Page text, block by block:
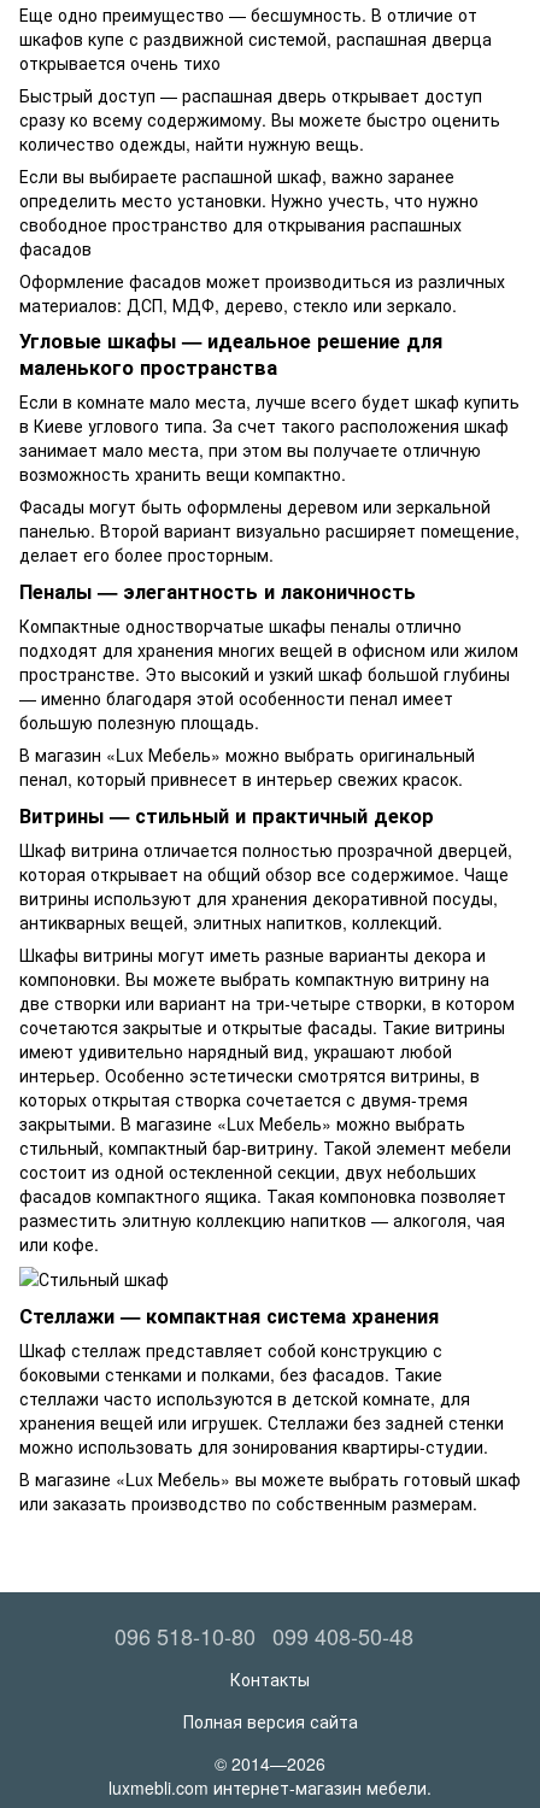
Еще одно преимущество — бесшумность. В отличие от
шкафов купе с раздвижной системой, распашная дверца
открывается очень тихо
Быстрый доступ — распашная дверь открывает доступ
сразу ко всему содержимому. Вы можете быстро оценить
количество одежды, найти нужную вещь.
Если вы выбираете распашной шкаф, важно заранее
определить место установки. Нужно учесть, что нужно
свободное пространство для открывания распашных
фасадов
Оформление фасадов может производиться из различных
материалов: ДСП, МДФ, дерево, стекло или зеркало.
Угловые шкафы — идеальное решение для
маленького пространства
Если в комнате мало места, лучше всего будет шкаф купить
в Киеве углового типа. За счет такого расположения шкаф
занимает мало места, при этом вы получаете отличную
возможность хранить вещи компактно.
Фасады могут быть оформлены деревом или зеркальной
панелью. Второй вариант визуально расширяет помещение,
делает его более просторным.
Пеналы — элегантность и лаконичность
Компактные одностворчатые шкафы пеналы отлично
подходят для хранения многих вещей в офисном или жилом
пространстве. Это высокий и узкий шкаф большой глубины
— именно благодаря этой особенности пенал имеет
большую полезную площадь.
В магазин «Lux Мебель» можно выбрать оригинальный
пенал, который привнесет в интерьер свежих красок.
Витрины — стильный и практичный декор
Шкаф витрина отличается полностью прозрачной дверцей,
которая открывает на общий обзор все содержимое. Чаще
витрины используют для хранения декоративной посуды,
антикварных вещей, элитных напитков, коллекций.
Шкафы витрины могут иметь разные варианты декора и
компоновки. Вы можете выбрать компактную витрину на
две створки или вариант на три-четыре створки, в котором
сочетаются закрытые и открытые фасады. Такие витрины
имеют удивительно нарядный вид, украшают любой
интерьер. Особенно эстетически смотрятся витрины, в
которых открытая створка сочетается с двумя-тремя
закрытыми. В магазине «Lux Мебель» можно выбрать
стильный, компактный бар-витрину. Такой элемент мебели
состоит из одной остекленной секции, двух небольших
фасадов компактного ящика. Такая компоновка позволяет
разместить элитную коллекцию напитков — алкоголя, чая
или кофе.
Стеллажи — компактная система хранения
Шкаф стеллаж представляет собой конструкцию с
боковыми стенками и полками, без фасадов. Такие
стеллажи часто используются в детской комнате, для
хранения вещей или игрушек. Стеллажи без задней стенки
можно использовать для зонирования квартиры-студии.
В магазине «Lux Мебель» вы можете выбрать готовый шкаф
или заказать производство по собственным размерам.
096 518-10-80 099 408-50-48
Контакты
Полная версия сайта
© 2014—2026
luxmebli.com интернет-магазин мебели.